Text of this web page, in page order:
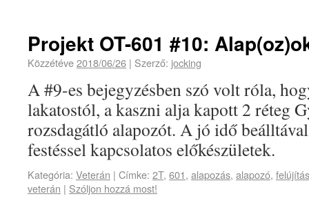
Projekt OT-601 #10:
Közzétéve2018/06/26 | Szerző: jocking
A #9-es bejegyzésben szó volt róla,
lakatostól, a kaszni alja kapott 2 réteg
rozsdagátló alapozót. A jó idő
festéssel kapcsolatos előkészületek.
Kategória: Veterán | Címke: 2T, 601, alapozás, alapozó, felújítás
veterán | Szóljon hozzá most!